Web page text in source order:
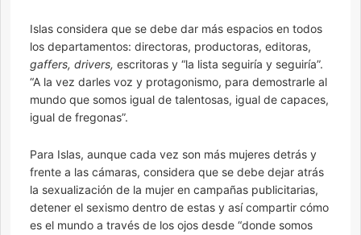
Islas considera que se debe dar más espacios en todos
los departamentos: directoras, productoras, editoras,
gaffers, drivers, escritoras y “la lista seguiría y seguiría”.
“A la vez darles voz y protagonismo, para demostrarle al
mundo que somos igual de talentosas, igual de capaces,
igual de fregonas”.
Para Islas, aunque cada vez son más mujeres detrás y
frente a las cámaras, considera que se debe dejar atrás
la sexualización de la mujer en campañas publicitarias,
detener el sexismo dentro de estas y así compartir cómo
es el mundo a través de los ojos desde “donde somos